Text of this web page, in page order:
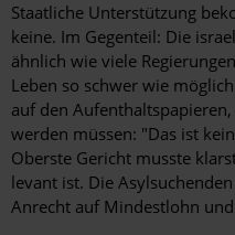
Staatliche Unterstützung
keine. Im Gegenteil: Die
ähnlich wie viele
Leben so schwer wie
auf den
werden müssen: "Das ist
Oberste Gericht musste
levant ist. Die
Anrecht auf Mindestlohn